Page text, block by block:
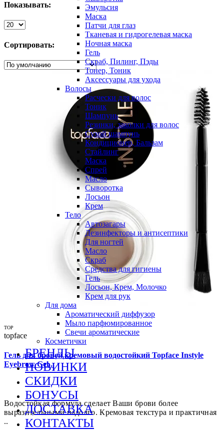
Эмульсия
Маска
Патчи для глаз
Тканевая и гидрогелевая маска
Ночная маска
Гель
Скраб, Пилинг, Пэды
Тонер, Тоник
Аксессуары для ухода
Волосы
Расчески для волос
Тоник
Шампунь
Резинки, заколки для волос
Сухой шампунь
Кондиционер, Бальзам
Стайлинг
Маска
Спрей
Масло
Сыворотка
Лосьон
Крем
Тело
Автозагары
Дезинфекторы и антисептики
Для ногтей
Масло
Скраб
Средства для гигиены
Гель
Лосьон, Крем, Молочко
Крем для рук
Для дома
Ароматический диффузор
Мыло парфюмированное
Свечи ароматические
Косметички
БРЕНДЫ
НОВИНКИ
СКИДКИ
БОНУСЫ
ДОСТАВКА
КОНТАКТЫ
Показывать:
Сортировать:
TOP
topface
Гель для бровей кремовый водостойкий Topface Instyle
Eyebrow Gel...
Водостойкая формула сделает Ваши брови более
выразительными надолго. Кремовая текстура и практичная
..